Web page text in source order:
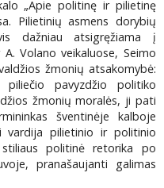
„Apie politinę ir pilietinę
Pilietinių asmens dorybių
dažniau atsigręžiama į
Volano veikaluose, Seimo
žmonių atsakomybė:
pavyzdžio politiko
žmonių moralės, ji pati
šventinėje kalboje
vardija pilietinio ir politinio
politinė retorika po
pranašaujanti galimas